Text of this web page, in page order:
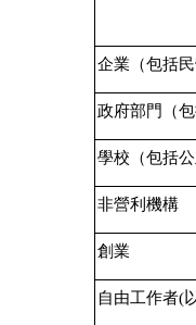
企業（包括
政府部門（包
學校（包括
非營利機構
創業
自由工作者(